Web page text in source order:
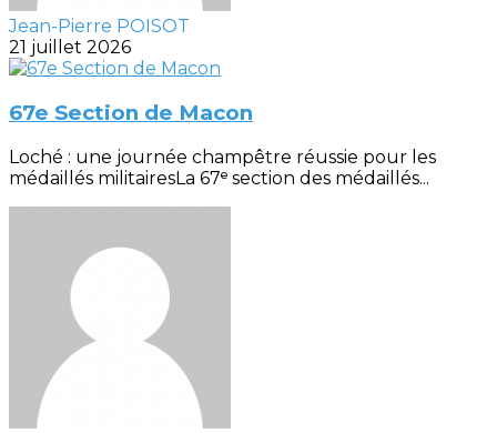
Jean-Pierre POISOT
21 juillet 2026
67e Section de Macon
Loché : une journée champêtre réussie pour les
médaillés militairesLa 67ᵉ section des médaillés...